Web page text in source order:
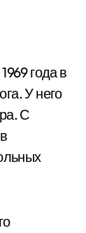
года в
У него
С